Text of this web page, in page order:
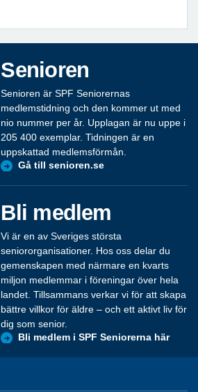
Senioren
Senioren är SPF Seniorernas
medlemstidning och den kommer ut med
nio nummer per år. Upplagan är nu uppe i
205 400 exemplar. Tidningen är en
uppskattad medlemsförmån.
Gå till senioren.se
Bli medlem
Vi är en av Sveriges största
seniororganisationer. Hos oss delar du
gemenskapen med närmare en kvarts
miljon medlemmar i föreningar över hela
landet. Tillsammans verkar vi för att skapa
bättre villkor för äldre – och ett aktivt liv för
dig som senior.
Bli medlem i SPF Seniorerna här